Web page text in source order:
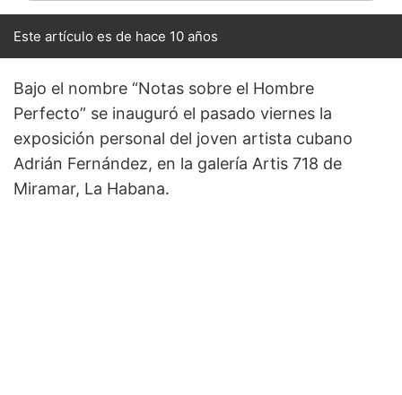
Este artículo es de hace 10 años
Bajo el nombre “Notas sobre el Hombre
Perfecto” se inauguró el pasado viernes la
exposición personal del joven artista cubano
Adrián Fernández, en la galería Artis 718 de
Miramar, La Habana.